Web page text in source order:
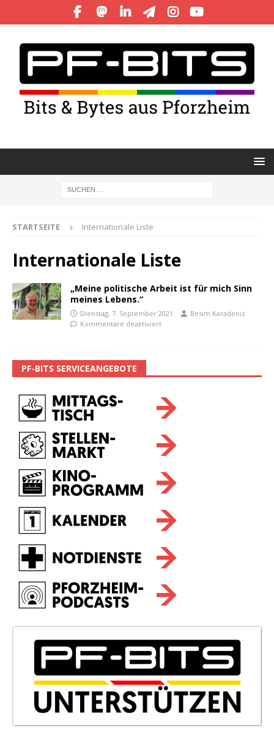
STARTSEITE Internationale Liste
Internationale Liste
„Meine politische Arbeit ist für mich Sinn
meines Lebens.“
Dienstag, 7. September 2021
Besim Karadeniz
Kommentare deaktiviert
PF-BITS SERVICEANGEBOTE